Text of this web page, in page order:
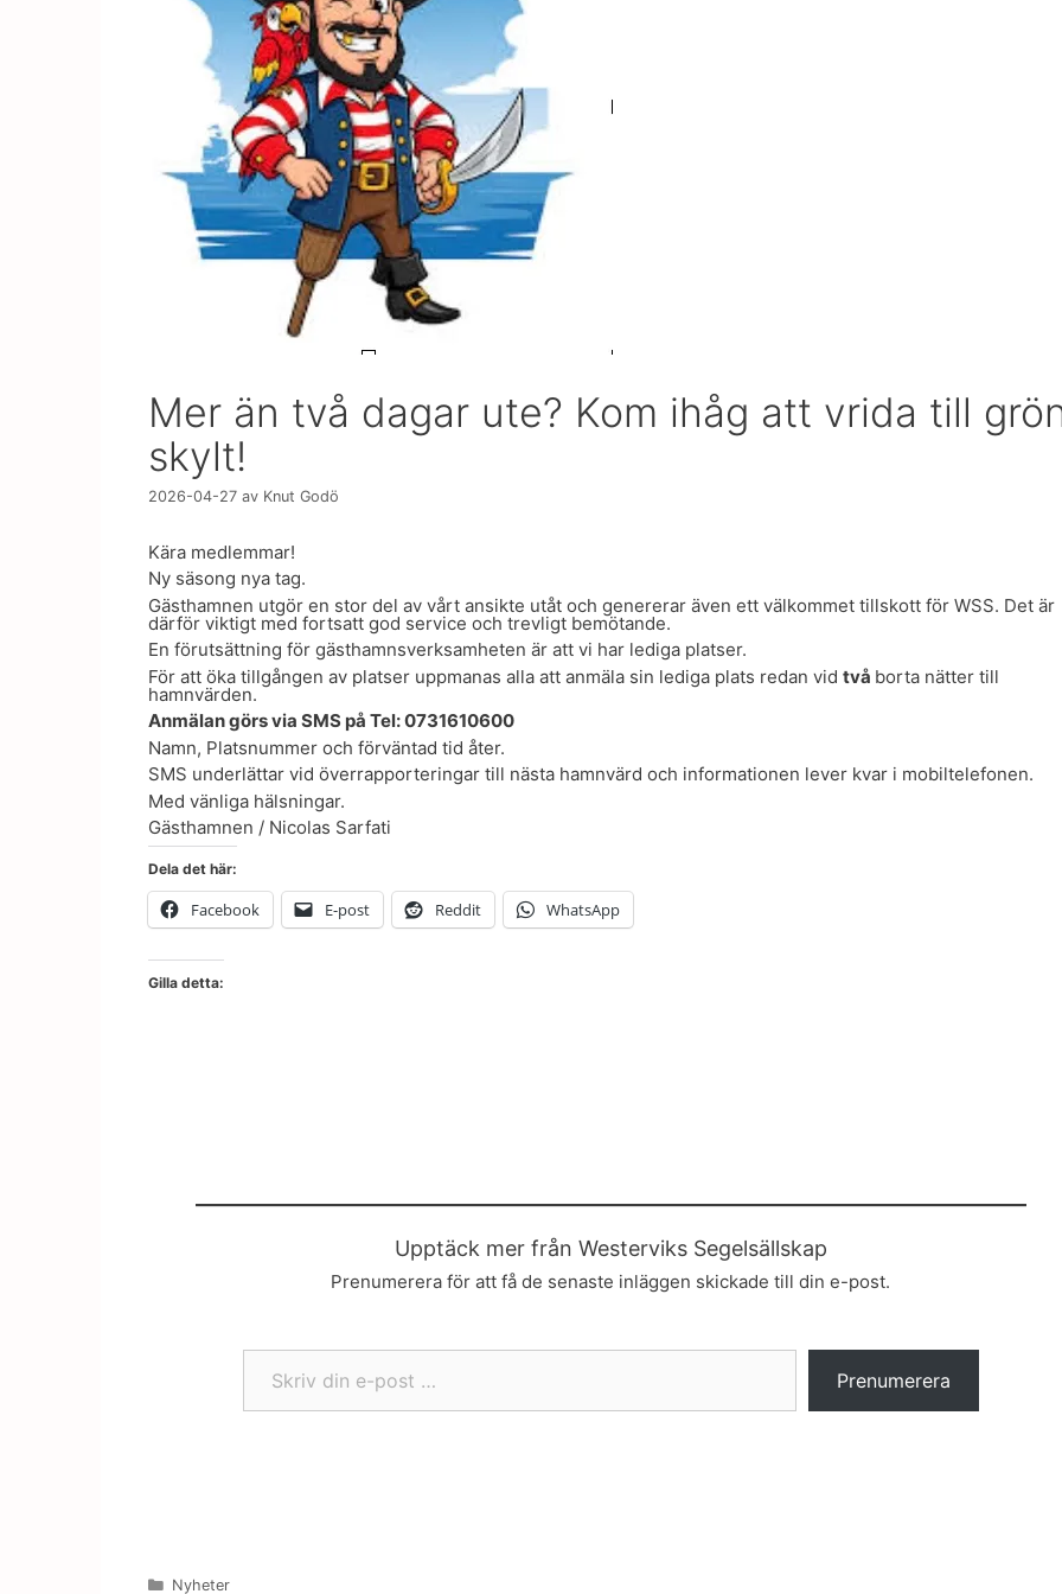
Mer än två dagar ute? Kom ihåg att vrida till
skylt!
2026-04-27 av Knut Godö
Kära medlemmar!
Ny säsong nya tag.
Gästhamnen utgör en stor del av vårt ansikte utåt och genererar även ett välkommet tillskott för WSS. Det är
därför viktigt med fortsatt god service och trevligt bemötande.
En förutsättning för gästhamnsverksamheten är att vi har lediga platser.
För att öka tillgången av platser uppmanas alla att anmäla sin lediga plats redan vid två borta nätter till
hamnvärden.
Anmälan görs via SMS på Tel: 0731610600
Namn, Platsnummer och förväntad tid åter.
SMS underlättar vid överrapporteringar till nästa hamnvärd och informationen lever kvar i mobiltelefonen.
Med vänliga hälsningar.
Gästhamnen / Nicolas Sarfati
Dela det här:
Facebook E-post Reddit WhatsApp
Gilla detta:
Upptäck mer från Westerviks Segelsällskap
Prenumerera för att få de senaste inläggen skickade till din e-post.
Skriv din e-post …
Prenumerera
Kategorier
Nyheter